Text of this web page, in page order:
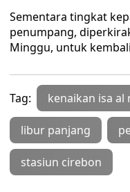
Sementara tingkat
penumpang,
Minggu, untuk
Tag: kenaikan isa al
libur panjang
stasiun cirebon